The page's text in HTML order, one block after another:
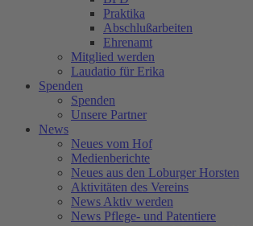
Praktika
Abschlußarbeiten
Ehrenamt
Mitglied werden
Laudatio für Erika
Spenden
Spenden
Unsere Partner
News
Neues vom Hof
Medienberichte
Neues aus den Loburger Horsten
Aktivitäten des Vereins
News Aktiv werden
News Pflege- und Patentiere